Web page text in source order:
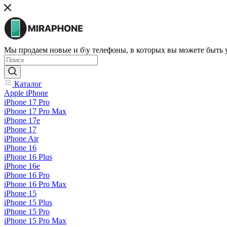
Мы продаем новые и б\у телефоны, в которых вы можете быть
Каталог
Apple iPhone
iPhone 17 Pro
iPhone 17 Pro Max
iPhone 17e
iPhone 17
iPhone Air
iPhone 16
iPhone 16 Plus
iPhone 16e
iPhone 16 Pro
iPhone 16 Pro Max
iPhone 15
iPhone 15 Plus
iPhone 15 Pro
iPhone 15 Pro Max